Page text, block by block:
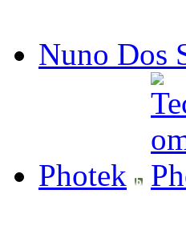
Nuno Dos
Photek